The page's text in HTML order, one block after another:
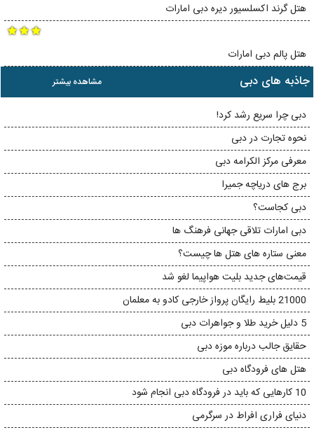
هتل گرند اکسلسیور دیره دبی امارات
هتل پالم دبی امارات
مشاهده بیشتر جاذبه های دبی
دبی چرا سریع رشد کرد!
نحوه تجارت در دبی
معرفی مرکز الکرامه دبی
برج های دریاچه جمیرا
دبی کجاست؟
دبی امارات تلاقی جهانی فرهنگ ها
معنی ستاره های هتل ها چیست؟
قیمت‌های جدید بلیت هواپیما لغو شد
21000 بلیط رایگان پرواز خارجی کادو به معلمان
5 دلیل خرید طلا و جواهرات دبی
حقایق جالب درباره موزه دبی
هتل های فرودگاه دبی
10 کارهایی که باید در فرودگاه دبی انجام شود
دنیای فراری افراط در سرگرمی